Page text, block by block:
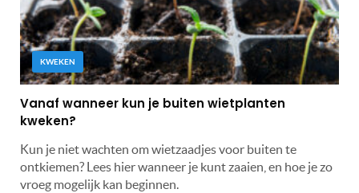
KWEKEN
Vanaf wanneer kun je buiten wietplanten
kweken?
Kun je niet wachten om wietzaadjes voor buiten te
ontkiemen? Lees hier wanneer je kunt zaaien, en hoe je zo
vroeg mogelijk kan beginnen.